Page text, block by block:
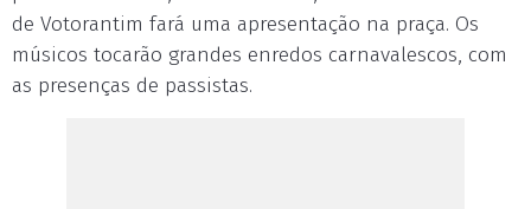
de Votorantim fará uma apresentação na praça. Os
músicos tocarão grandes enredos carnavalescos, com
as presenças de passistas.